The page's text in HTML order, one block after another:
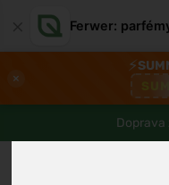
Ferwer:
×
⚡
Doprava